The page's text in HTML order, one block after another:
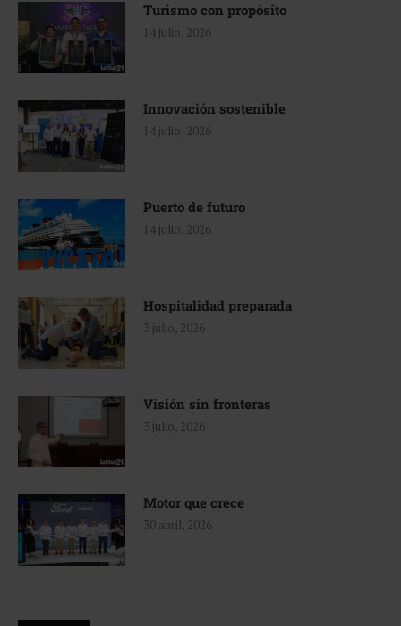
Turismo con propósito
14 julio, 2026
Innovación sostenible
14 julio, 2026
Puerto de futuro
14 julio, 2026
Hospitalidad preparada
3 julio, 2026
Visión sin fronteras
3 julio, 2026
Motor que crece
30 abril, 2026